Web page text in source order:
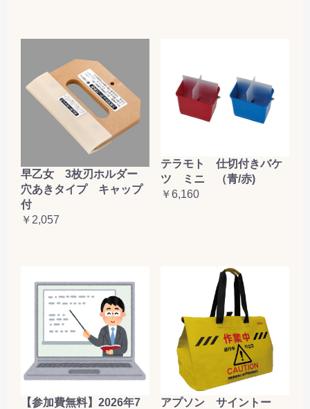
早乙女 3枚刃ホルダー
穴あきタイプ キャップ
付
￥2,057
テラモト 仕切付きバケ
ツ ミニ （青/赤)
￥6,160
【参加費無料】2026年7
アプソン サイントー